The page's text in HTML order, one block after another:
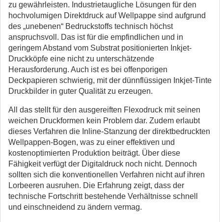
zu gewährleisten. Industrietaugliche Lösungen für den
hochvolumigen Direktdruck auf Wellpappe sind aufgrund
des „unebenen“ Bedruckstoffs technisch höchst
anspruchsvoll. Das ist für die empfindlichen und in
geringem Abstand vom Substrat positionierten Inkjet-
Druckköpfe eine nicht zu unterschätzende
Herausforderung. Auch ist es bei offenporigen
Deckpapieren schwierig, mit der dünnflüssigen Inkjet-Tinte
Druckbilder in guter Qualität zu erzeugen.
All das stellt für den ausgereiften Flexodruck mit seinen
weichen Druckformen kein Problem dar. Zudem erlaubt
dieses Verfahren die Inline-Stanzung der direktbedruckten
Wellpappen-Bogen, was zu einer effektiven und
kostenoptimierten Produktion beiträgt. Über diese
Fähigkeit verfügt der Digitaldruck noch nicht. Dennoch
sollten sich die konventionellen Verfahren nicht auf ihren
Lorbeeren ausruhen. Die Erfahrung zeigt, dass der
technische Fortschritt bestehende Verhältnisse schnell
und einschneidend zu ändern vermag.